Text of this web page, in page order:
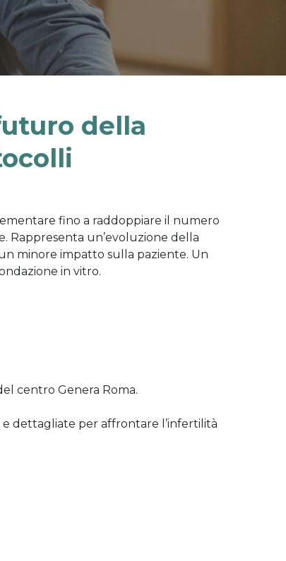
della
fino a raddoppiare il numero
Rappresenta un’evoluzione della
minore impatto sulla paziente. Un
in vitro.
centro Genera Roma.
dettagliate per affrontare l’infertilità